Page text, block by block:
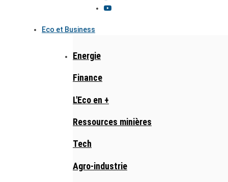
Eco et Business
Energie
Finance
L'Eco en +
Ressources minières
Tech
Agro-industrie